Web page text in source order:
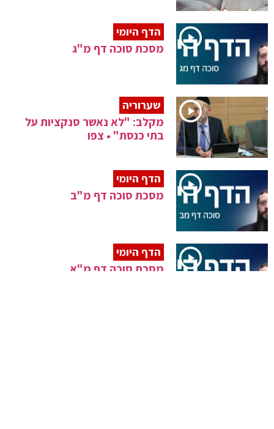
הדף היומי
מסכת סוכה דף מ"ג
שערוריה
מקלב: "לא נאשר סנקציות על
בתי כנסת" • צפו
הדף היומי
מסכת סוכה דף מ"ב
הדף היומי
מסכת סוכה דף מ"א